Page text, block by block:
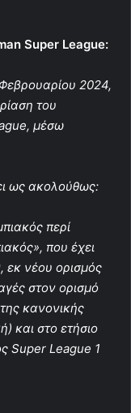
Super League:
2024,
του
μέσω
ως ακολούθως:
περί
που έχει
εκ νέου ορισμός
στον ορισμό
κανονικής
και στο ετήσιο
Super League 1